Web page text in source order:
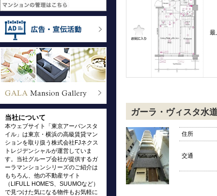
当社について
本ウェブサイト「東京アーバンスタ
イル」は東京・横浜の高級賃貸マン
ションを取り扱う株式会社FJネクス
トレジデンシャルが運営していま
す。当社グループ会社が提供するガ
ーラマンションシリーズのご紹介は
もちろん、他の不動産サイト
（LIFULL HOME'S、SUUMOなど）
で見つけた気になる物件もお気軽に
最
ガーラ・ヴィスタ水
住所
交通